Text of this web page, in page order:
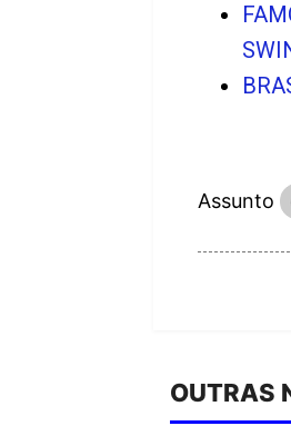
Assunto
OUTRAS